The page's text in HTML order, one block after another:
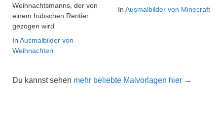
Weihnachtsmanns, der von
einem hübschen Rentier
gezogen wird
In Ausmalbilder von
Weihnachten
In Ausmalbilder von Minecraft
Du kannst sehen mehr beliebte Malvorlagen hier →